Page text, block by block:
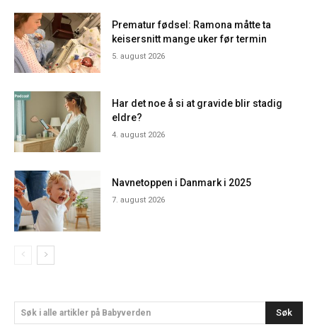
Prematur fødsel: Ramona måtte ta
keisersnitt mange uker før termin
5. august 2026
Har det noe å si at gravide blir stadig
eldre?
4. august 2026
Navnetoppen i Danmark i 2025
7. august 2026
Søk i alle artikler på Babyverden Søk